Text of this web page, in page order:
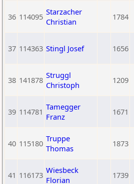
36 114095 Starzacher
Christian
1784
37 114363 Stingl Josef 1656
38 141878 Struggl
Christoph
1209
39 114781 Tamegger
Franz
1671
40 115180 Truppe
Thomas
1873
41 116173 Wiesbeck
Florian
1739